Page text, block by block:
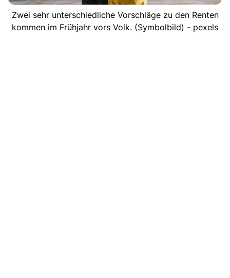
Zwei sehr unterschiedliche Vorschläge zu den Renten
kommen im Frühjahr vors Volk. (Symbolbild) - pexels